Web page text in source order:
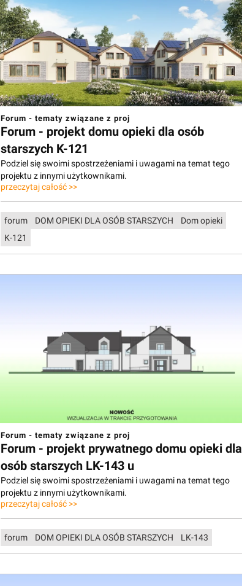
Forum - tematy związane z proj
Forum - projekt domu opieki dla osób
starszych K-121
Podziel się swoimi spostrzeżeniami i uwagami na temat tego
projektu z innymi użytkownikami.
przeczytaj całość >>
forum DOM OPIEKI DLA OSÓB STARSZYCH
Dom opieki
K-121
Forum - tematy związane z proj
Forum - projekt prywatnego domu opieki dla
osób starszych LK-143 u
Podziel się swoimi spostrzeżeniami i uwagami na temat tego
projektu z innymi użytkownikami.
przeczytaj całość >>
forum DOM OPIEKI DLA OSÓB STARSZYCH LK-143